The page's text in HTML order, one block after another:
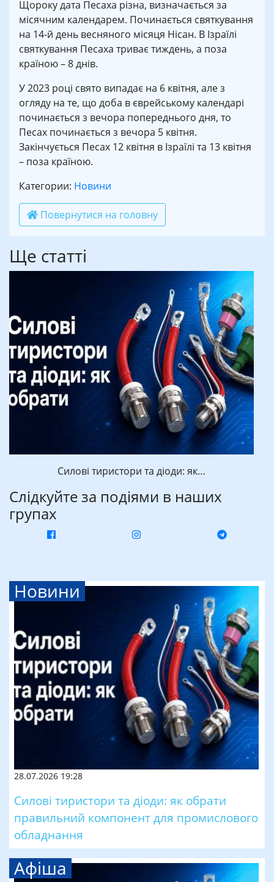
Щороку дата Песаха різна, визначається за
місячним календарем. Починається святкування
на 14-й день весняного місяця Нісан. В Ізраїлі
святкування Песаха триває тиждень, а поза
країною – 8 днів.
У 2023 році свято випадає на 6 квітня, але з
огляду на те, що доба в єврейському календарі
починається з вечора попереднього дня, то
Песах починається з вечора 5 квітня.
Закінчується Песах 12 квітня в Ізраїлі та 13 квітня
– поза країною.
Категории: Новини
Повернутися на головну
Ще статті
Силові тиристори та діоди: як…
Слідкуйте за подіями в наших
групах
Новини
28.07.2026 19:28
Силові тиристори та діоди: як обрати
правильний компонент для промислового
обладнання
Афіша